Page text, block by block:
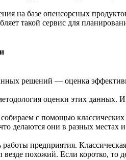
на базе опенсорсных
такой сервис для
решений — оценка
оценки этих данных.
с помощью
делаются они в разных местах
работы предприятия.
похожий. Если коротко, то